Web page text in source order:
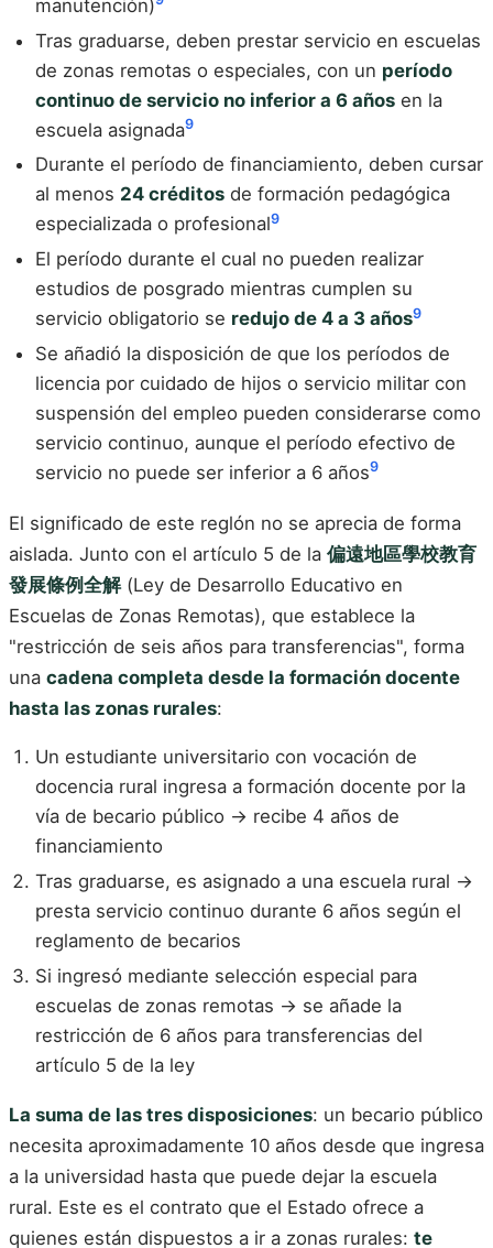
manutención)
Tras graduarse, deben prestar servicio en escuelas
de zonas remotas o especiales, con un período
continuo de servicio no inferior a 6 años en la
escuela asignada9
Durante el período de financiamiento, deben cursar
al menos 24 créditos de formación pedagógica
especializada o profesional9
El período durante el cual no pueden realizar
estudios de posgrado mientras cumplen su
servicio obligatorio se redujo de 4 a 3 años9
Se añadió la disposición de que los períodos de
licencia por cuidado de hijos o servicio militar con
suspensión del empleo pueden considerarse como
servicio continuo, aunque el período efectivo de
servicio no puede ser inferior a 6 años9
El significado de este reglón no se aprecia de forma
aislada. Junto con el artículo 5 de la 偏遠地區學校教育
發展條例全解(Ley de Desarrollo Educativo en
Escuelas de Zonas Remotas), que establece la
"restricción de seis años para transferencias", forma
una cadena completa desde la formación docente
hasta las zonas rurales:
Un estudiante universitario con vocación de
docencia rural ingresa a formación docente por la
vía de becario público → recibe 4 años de
financiamiento
Tras graduarse, es asignado a una escuela rural →
presta servicio continuo durante 6 años según el
reglamento de becarios
Si ingresó mediante selección especial para
escuelas de zonas remotas → se añade la
restricción de 6 años para transferencias del
artículo 5 de la ley
La suma de las tres disposiciones: un becario público
necesita aproximadamente 10 años desde que ingresa
a la universidad hasta que puede dejar la escuela
rural. Este es el contrato que el Estado ofrece a
quienes están dispuestos a ir a zonas rurales: te